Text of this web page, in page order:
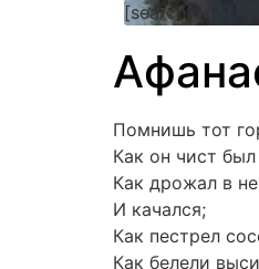
[searchform]
Помнишь тот
Как он чист был
Как дрожал в
И качался;
Как пестрел
Как белели